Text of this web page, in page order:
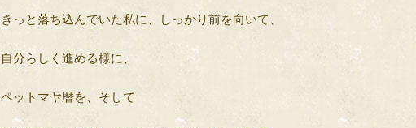
きっと落ち込んでいた私に、しっかり前を向いて、
自分らしく進める様に、
ペットマヤ暦を、そして